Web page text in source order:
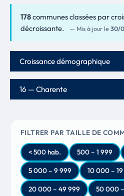
178communes classées par
décroissante.
— Mis à jour le 30/
Critère de classement
Département
FILTRER PAR TAILLE DE
< 500 hab. 500 – 1 999
5 000 – 9 999 10 000 –
20 000 – 49 999 50 000